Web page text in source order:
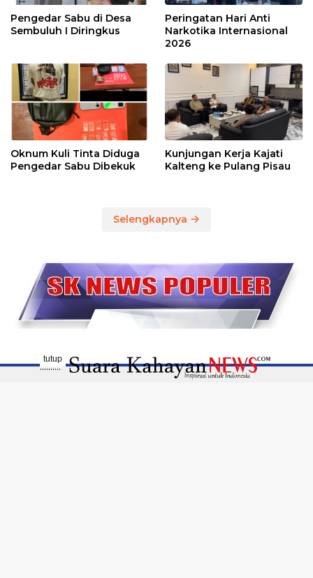
Pengedar Sabu di Desa
Sembuluh I Diringkus
Peringatan Hari Anti
Narkotika Internasional
2026
Oknum Kuli Tinta Diduga
Pengedar Sabu Dibekuk
Kunjungan Kerja Kajati
Kalteng ke Pulang Pisau
Selengkapnya
tutup
..........